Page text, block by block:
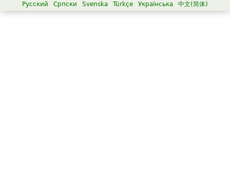
Русский
Српски Svenska Türkçe Українська 中文(简体)